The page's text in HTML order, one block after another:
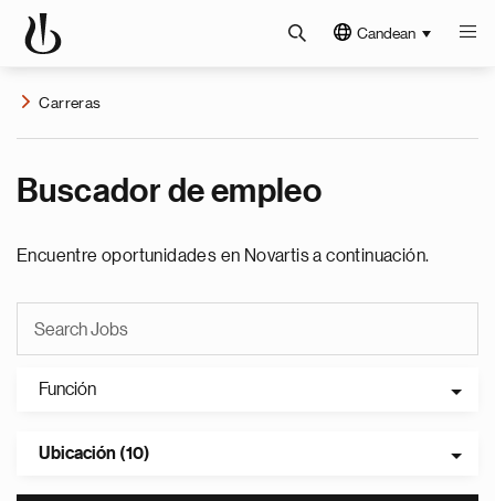
Candean
Carreras
Buscador de empleo
Encuentre oportunidades en Novartis a continuación.
Función
Ubicación (10)